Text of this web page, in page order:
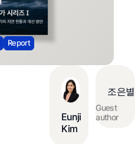
Report
Eunji
Kim
조은별
Guest
author